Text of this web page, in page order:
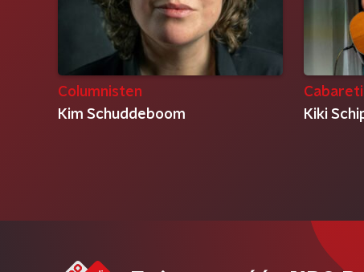
Columnisten
Kim Schuddeboom
Kiki